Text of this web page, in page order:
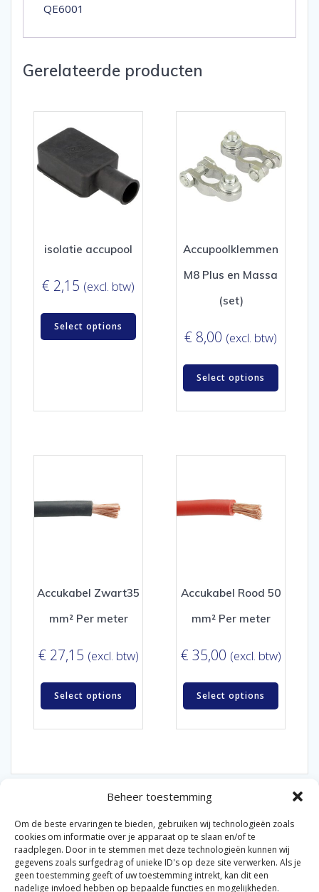
Beheer toestemming
Om de beste ervaringen te bieden, gebruiken wij technologieën zoals
cookies om informatie over je apparaat op te slaan en/of te
raadplegen. Door in te stemmen met deze technologieën kunnen wij
gegevens zoals surfgedrag of unieke ID's op deze site verwerken. Als je
geen toestemming geeft of uw toestemming intrekt, kan dit een
nadelige invloed hebben op bepaalde functies en mogelijkheden.
QE6001
Gerelateerde producten
isolatie accupool
€ 2,15 (excl. btw)
Select options
Accupoolklemmen
M8 Plus en Massa
(set)
€ 8,00 (excl. btw)
Select options
Accukabel Zwart35
mm² Per meter
€ 27,15 (excl. btw)
Select options
Accukabel Rood 50
mm² Per meter
€ 35,00 (excl. btw)
Select options
© 2026 Van der Bel Las en Radiateurenbedrijf.